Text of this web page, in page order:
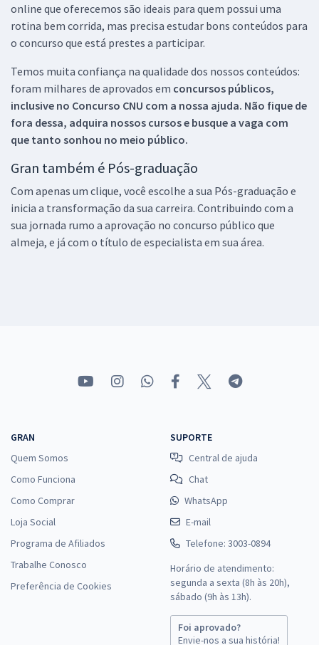
online que oferecemos são ideais para quem possui uma
rotina bem corrida, mas precisa estudar bons conteúdos para
o concurso que está prestes a participar.
Temos muita confiança na qualidade dos nossos conteúdos:
foram milhares de aprovados em concursos públicos,
inclusive no Concurso CNU com a nossa ajuda. Não fique de
fora dessa, adquira nossos cursos e busque a vaga com
que tanto sonhou no meio público.
Gran também é Pós-graduação
Com apenas um clique, você escolhe a sua Pós-graduação e
inicia a transformação da sua carreira. Contribuindo com a
sua jornada rumo a aprovação no concurso público que
almeja, e já com o título de especialista em sua área.
GRAN
Quem Somos
Como Funciona
Como Comprar
Loja Social
Programa de Afiliados
Trabalhe Conosco
Preferência de Cookies
SUPORTE
Central de ajuda
Chat
WhatsApp
E-mail
Telefone: 3003-0894
Horário de atendimento:
segunda a sexta (8h às 20h),
sábado (9h às 13h).
Foi aprovado?
Envie-nos a sua história!